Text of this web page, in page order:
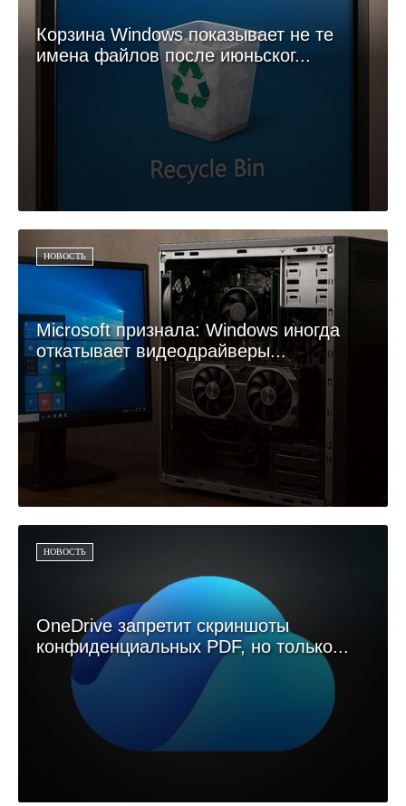
Корзина Windows показывает не те
имена файлов после июньског...
НОВОСТЬ
Microsoft признала: Windows иногда
откатывает видеодрайверы...
НОВОСТЬ
OneDrive запретит скриншоты
конфиденциальных PDF, но только...